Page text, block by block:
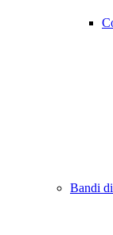
Bandi